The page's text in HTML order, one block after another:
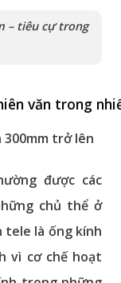
– tiêu cự trong
văn trong
300mm trở lên
được các
chủ thể ở
tele là ống kính
vì cơ chế hoạt